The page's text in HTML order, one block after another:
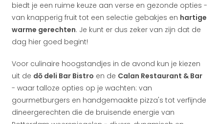
biedt je een ruime keuze aan verse en gezonde opties -
van knapperig fruit tot een selectie gebakjes en hartige
warme gerechten. Je kunt er dus zeker van zijn dat de
dag hier goed begint!
Voor culinaire hoogstandjes in de avond kun je kiezen
uit de dō deli Bar Bistro en de Calan Restaurant & Bar
- waar talloze opties op je wachten: van
gourmetburgers en handgemaakte pizza's tot verfijnde
dineergerechten die de bruisende energie van